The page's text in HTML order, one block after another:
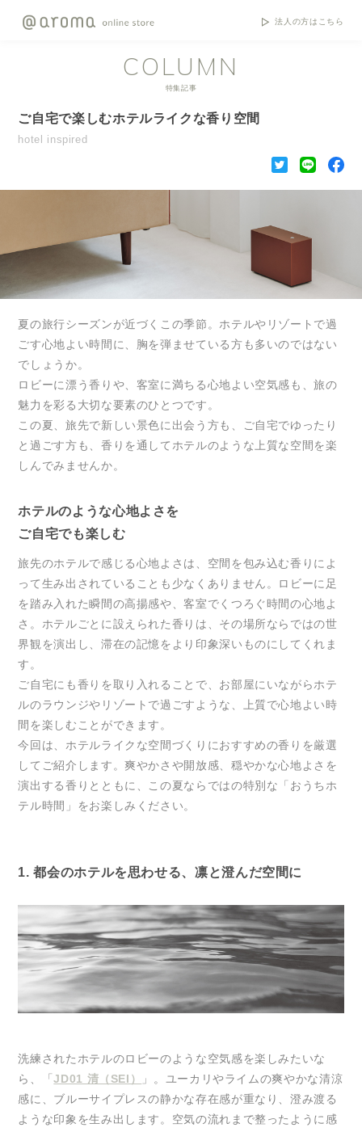
法人の方はこちら
COLUMN
特集記事
ご自宅で楽しむホテルライクな香り空間
hotel inspired
夏の旅行シーズンが近づくこの季節。ホテルやリゾートで過
ごす心地よい時間に、胸を弾ませている方も多いのではない
でしょうか。
ロビーに漂う香りや、客室に満ちる心地よい空気感も、旅の
魅力を彩る大切な要素のひとつです。
この夏、旅先で新しい景色に出会う方も、ご自宅でゆったり
と過ごす方も、香りを通してホテルのような上質な空間を楽
しんでみませんか。
ホテルのような心地よさを
ご自宅でも楽しむ
旅先のホテルで感じる心地よさは、空間を包み込む香りによ
って生み出されていることも少なくありません。ロビーに足
を踏み入れた瞬間の高揚感や、客室でくつろぐ時間の心地よ
さ。ホテルごとに設えられた香りは、その場所ならではの世
界観を演出し、滞在の記憶をより印象深いものにしてくれま
す。
ご自宅にも香りを取り入れることで、お部屋にいながらホテ
ルのラウンジやリゾートで過ごすような、上質で心地よい時
間を楽しむことができます。
今回は、ホテルライクな空間づくりにおすすめの香りを厳選
してご紹介します。爽やかさや開放感、穏やかな心地よさを
演出する香りとともに、この夏ならではの特別な「おうちホ
テル時間」をお楽しみください。
1. 都会のホテルを思わせる、凛と澄んだ空間に
洗練されたホテルのロビーのような空気感を楽しみたいな
ら、「JD01 清（SEI）
」。ユーカリやライムの爽やかな清涼
感に、ブルーサイプレスの静かな存在感が重なり、澄み渡る
ような印象を生み出します。空気の流れまで整ったように感